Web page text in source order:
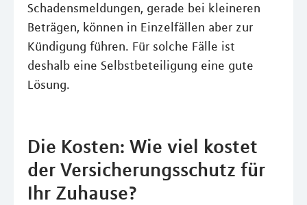
Schadensmeldungen, gerade bei kleineren
Beträgen, können in Einzelfällen aber zur
Kündigung führen. Für solche Fälle ist
deshalb eine Selbstbeteiligung eine gute
Lösung.
Die Kosten: Wie viel kostet
der Versicherungsschutz für
Ihr Zuhause?